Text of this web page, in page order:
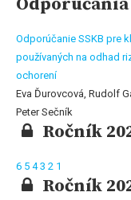
Odporúčanie SSKB pre
používaných na odhad
ochorení
Eva Ďurovcová, Rudolf
Peter Sečník
Ročník
6 5 43 2 1
Ročník